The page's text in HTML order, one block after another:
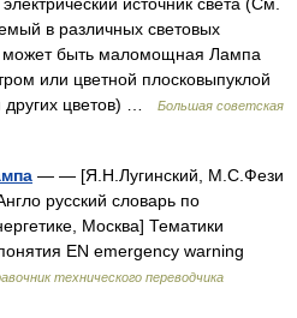
в различных световых
может быть маломощная Лампа
или цветной плосковыпуклой
других цветов) …
Большая советская
— — [Я.Н.Лугинский, М.С.Фези
русский словарь по
Москва] Тематики
EN emergency warning
технического переводчика